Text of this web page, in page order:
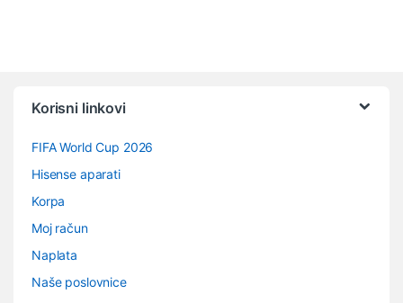
Korisni linkovi
FIFA World Cup 2026
Hisense aparati
Korpa
Moj račun
Naplata
Naše poslovnice